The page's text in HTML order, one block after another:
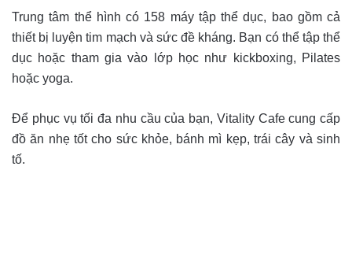
Trung tâm thể hình có 158 máy tập thể dục, bao gồm cả
thiết bị luyện tim mạch và sức đề kháng. Bạn có thể tập thể
dục hoặc tham gia vào lớp học như kickboxing, Pilates
hoặc yoga.
Để phục vụ tối đa nhu cầu của bạn, Vitality Cafe cung cấp
đồ ăn nhẹ tốt cho sức khỏe, bánh mì kẹp, trái cây và sinh
tố.